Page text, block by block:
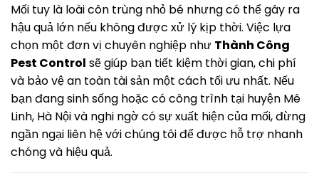
Mối tuy là loài côn trùng nhỏ bé nhưng có thể gây ra
hậu quả lớn nếu không được xử lý kịp thời. Việc lựa
chọn một đơn vị chuyên nghiệp như Thành Công
Pest Control sẽ giúp bạn tiết kiệm thời gian, chi phí
và bảo vệ an toàn tài sản một cách tối ưu nhất. Nếu
bạn đang sinh sống hoặc có công trình tại huyện Mê
Linh, Hà Nội và nghi ngờ có sự xuất hiện của mối, đừng
ngần ngại liên hệ với chúng tôi để được hỗ trợ nhanh
chóng và hiệu quả.